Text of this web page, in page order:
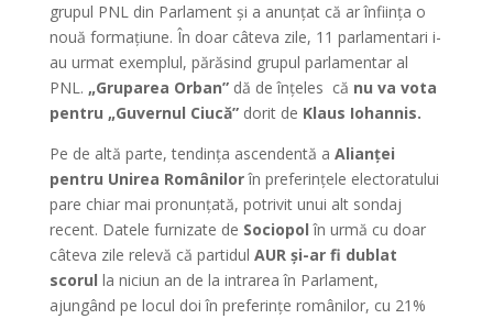
grupul PNL din Parlament și a anunțat că ar înființa o
nouă formațiune. În doar câteva zile, 11 parlamentari i-
au urmat exemplul, părăsind grupul parlamentar al
PNL. „Gruparea Orban” dă de înțeles că nu va vota
pentru „Guvernul Ciucă”dorit de Klaus Iohannis.
Pe de altă parte, tendința ascendentă a Alianței
pentru Unirea Românilorîn preferințele electoratului
pare chiar mai pronunțată, potrivit unui alt sondaj
recent. Datele furnizate de Sociopol în urmă cu doar
câteva zile relevă că partidul AUR și-ar fi dublat
scorul la niciun an de la intrarea în Parlament,
ajungând pe locul doi în preferințe românilor, cu 21%